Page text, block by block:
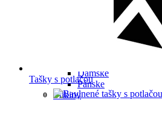
Dámske
Pánske
Mikiny
Tašky s potlačou